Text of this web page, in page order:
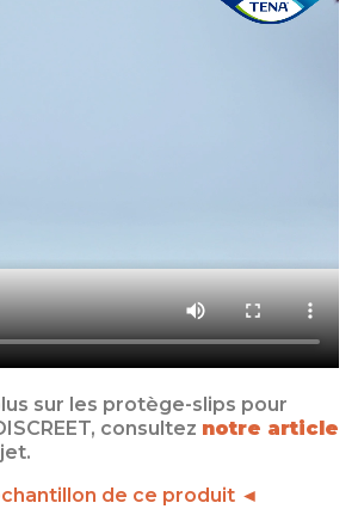
sur les protège-slips pour
consultez notre article
de ce produit ◄